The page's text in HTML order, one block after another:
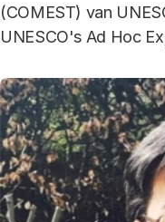
(COMEST) van
UNESCO's Ad Hoc